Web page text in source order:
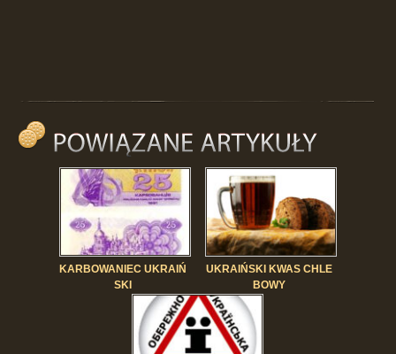
KARBOWANIEC UKRAIŃ
SKI
UKRAIŃSKI KWAS CHLE
BOWY